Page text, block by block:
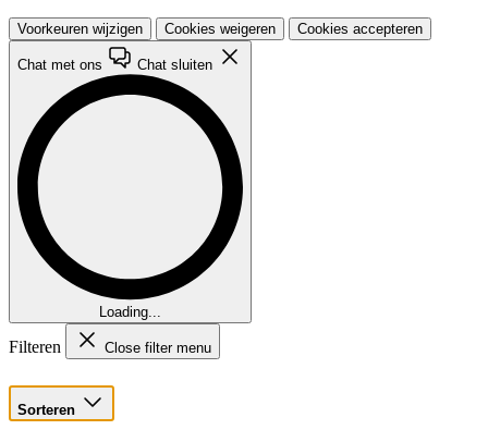
Voorkeuren wijzigen Cookies weigeren Cookies accepteren
Chat met ons Chat sluiten
Loading...
Filteren Close filter menu
Sorteren